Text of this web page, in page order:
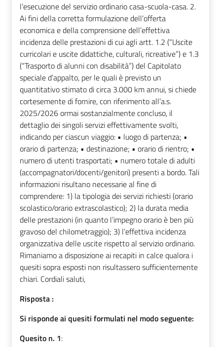
l’esecuzione del servizio ordinario casa-scuola-casa. 2.
Ai fini della corretta formulazione dell’offerta
economica e della comprensione dell’effettiva
incidenza delle prestazioni di cui agli artt. 1.2 (“Uscite
curricolari e uscite didattiche, culturali, ricreative”) e 1.3
(“Trasporto di alunni con disabilità”) del Capitolato
speciale d’appalto, per le quali è previsto un
quantitativo stimato di circa 3.000 km annui, si chiede
cortesemente di fornire, con riferimento all’a.s.
2025/2026 ormai sostanzialmente concluso, il
dettaglio dei singoli servizi effettivamente svolti,
indicando per ciascun viaggio: • luogo di partenza; •
orario di partenza; • destinazione; • orario di rientro; •
numero di utenti trasportati; • numero totale di adulti
(accompagnatori/docenti/genitori) presenti a bordo. Tali
informazioni risultano necessarie al fine di
comprendere: 1) la tipologia dei servizi richiesti (orario
scolastico/orario extrascolastico); 2) la durata media
delle prestazioni (in quanto l’impegno orario è ben più
gravoso del chilometraggio); 3) l’effettiva incidenza
organizzativa delle uscite rispetto al servizio ordinario.
Rimaniamo a disposizione ai recapiti in calce qualora i
quesiti sopra esposti non risultassero sufficientemente
chiari. Cordiali saluti,
Risposta :
Si risponde ai quesiti formulati nel modo seguente:
Quesito n. 1: